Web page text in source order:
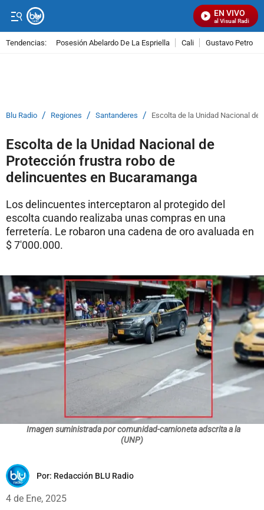
EN VIVO
Señal Visual Radio
Tendencias: Posesión Abelardo De La Espriella Cali Gustavo Petro
Blu Radio / Regiones / Santanderes / Escolta de la Unidad Nacional
Escolta de la Unidad Nacional de
Protección frustra robo de
delincuentes en Bucaramanga
Los delincuentes interceptaron al protegido del
escolta cuando realizaba unas compras en una
ferretería. Le robaron una cadena de oro avaluada en
$ 7'000.000.
Imagen suministrada por comunidad-camioneta adscrita a la
(UNP)
Por: Redacción BLU Radio
4 de Ene, 2025